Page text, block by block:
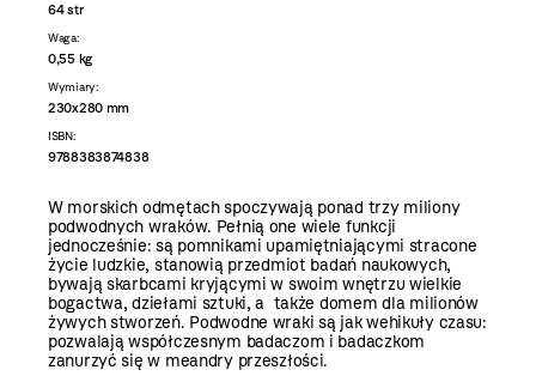
64 str
Waga:
0,55 kg
Wymiary:
230x280 mm
ISBN:
9788383874838
W morskich odmętach spoczywają ponad trzy miliony
podwodnych wraków. Pełnią one wiele funkcji
jednocześnie: są pomnikami upamiętniającymi stracone
życie ludzkie, stanowią przedmiot badań naukowych,
bywają skarbcami kryjącymi w swoim wnętrzu wielkie
bogactwa, dziełami sztuki, a także domem dla milionów
żywych stworzeń. Podwodne wraki są jak wehikuły czasu:
pozwalają współczesnym badaczom i badaczkom
zanurzyć się w meandry przeszłości.